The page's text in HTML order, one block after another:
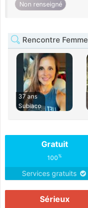
Non renseigné
Rencontre
37 ans
Subiaco
Gratuit
100%
Services gratuits
Sérieux